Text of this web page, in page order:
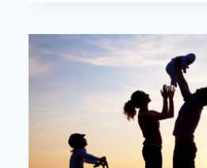
APDOVANOTAS
UŽ
GERUMĄ